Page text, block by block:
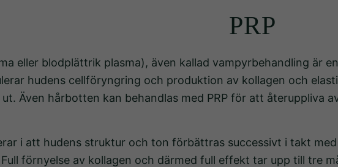
PRP
eller blodplättrik plasma), även kallad vampyrbehandling
hudens cellföryngring och produktion av kollagen och
Även hårbotten kan behandlas med PRP för att återuppliva
i att hudens struktur och ton förbättras successivt i takt
förnyelse av kollagen och därmed full effekt tar upp till tre
För att vi
ska kunna
hemsidans
funktionalitet
och
hur
hemsidan